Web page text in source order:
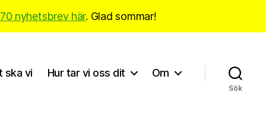
nyhetsbrev här. Glad sommar!
ska vi Hur tar vi oss dit Om
Sök